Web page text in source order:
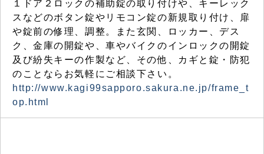
１ドア２ロックの補助錠の取り付けや、キーレック
スなどのボタン錠やリモコン錠の新規取り付け、扉
や錠前の修理、調整。また玄関、ロッカー、デス
ク、金庫の開錠や、車やバイクのインロックの開錠
及び紛失キーの作製など、その他、カギと錠・防犯
のことならお気軽にご相談下さい。
http://www.kagi99sapporo.sakura.ne.jp/frame_t
op.html